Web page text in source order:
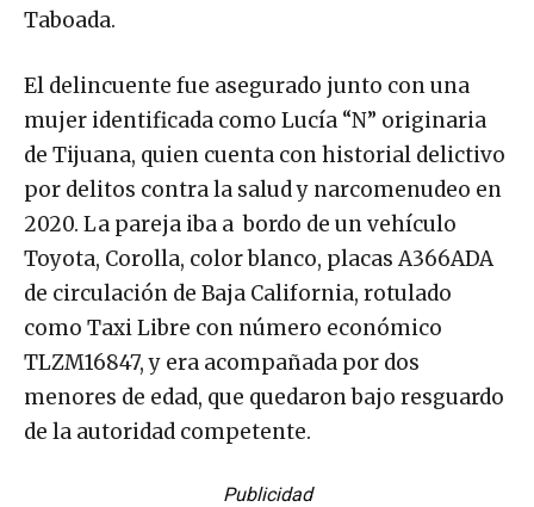
Taboada.
El delincuente fue asegurado junto con una
mujer identificada como Lucía “N” originaria
de Tijuana, quien cuenta con historial delictivo
por delitos contra la salud y narcomenudeo en
2020. La pareja iba a bordo de un vehículo
Toyota, Corolla, color blanco, placas A366ADA
de circulación de Baja California, rotulado
como Taxi Libre con número económico
TLZM16847, y era acompañada por dos
menores de edad, que quedaron bajo resguardo
de la autoridad competente.
Publicidad